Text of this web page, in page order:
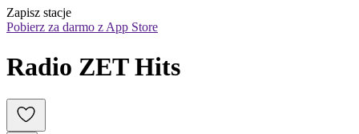
Zapisz stacje
Pobierz za darmo z App Store
Radio ZET Hits